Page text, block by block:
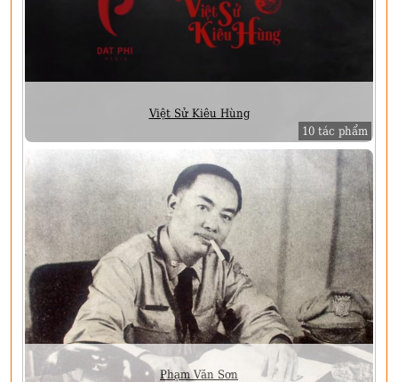
Việt Sử Kiêu Hùng
10 tác phẩm
Phạm Văn Sơn